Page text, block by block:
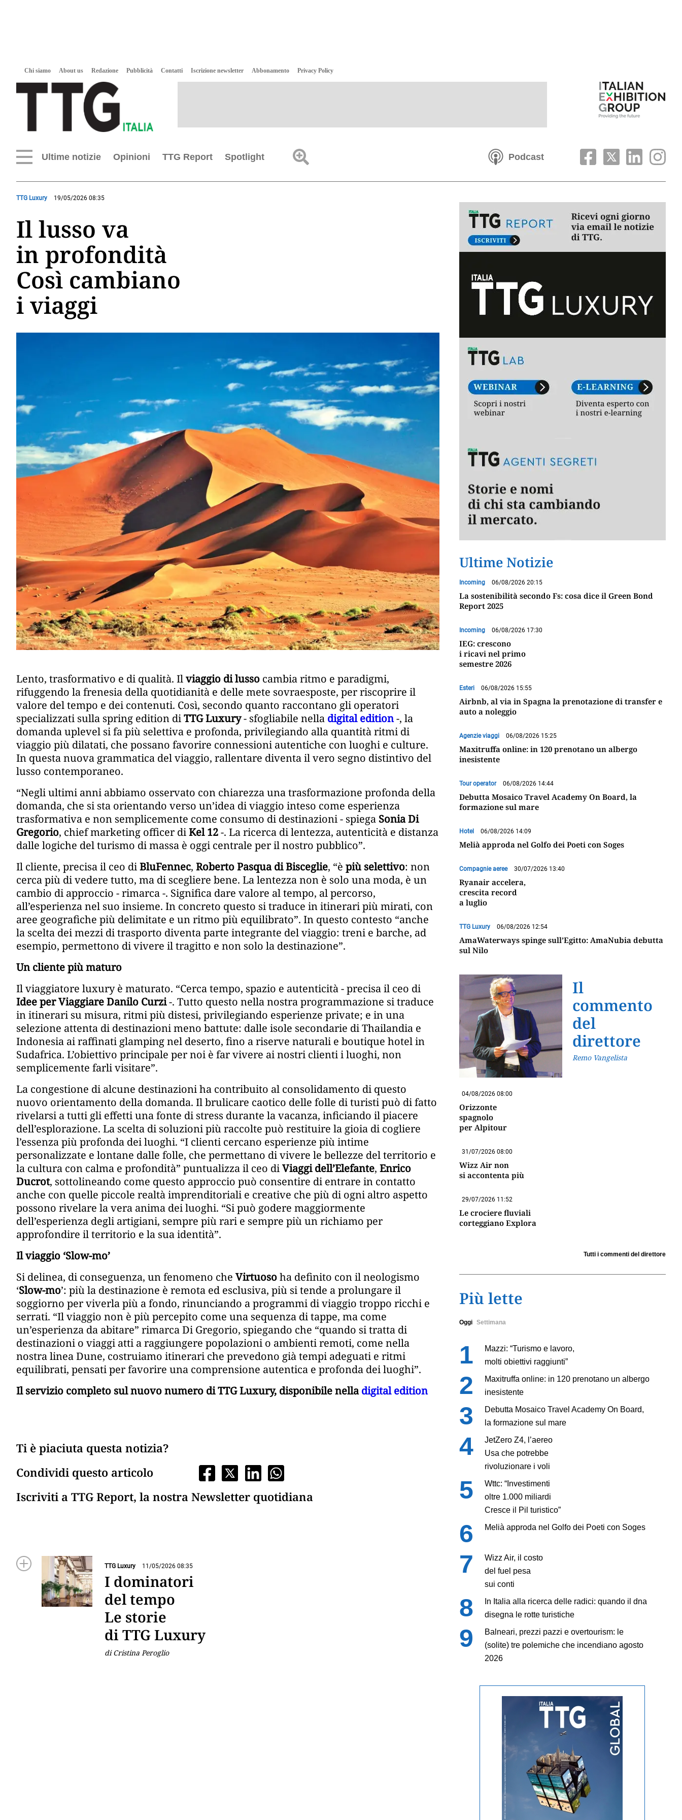
Chi siamo About us Redazione Pubblicità Contatti Iscrizione newsletter Abbonamento Privacy Policy
Ultime notizie Opinioni TTG Report Spotlight Podcast
TTG Luxury 19/05/2026 08:35
Il lusso va
in profondità
Così cambiano
i viaggi
Lento, trasformativo e di qualità. Ilviaggio di lusso cambia ritmo e paradigmi,
rifuggendo la frenesia della quotidianità e delle mete sovraesposte, per riscoprire il
valore del tempo e dei contenuti. Così, secondo quanto raccontano gli operatori
specializzati sulla spring edition diTTG Luxury- sfogliabile nella digital edition-, la
domanda uplevel si fa più selettiva e profonda, privilegiando alla quantità ritmi di
viaggio più dilatati, che possano favorire connessioni autentiche con luoghi e culture.
In questa nuova grammatica del viaggio, rallentare diventa il vero segno distintivo del
lusso contemporaneo.
“Negli ultimi anni abbiamo osservato con chiarezza una trasformazione profonda della
domanda, che si sta orientando verso un’idea di viaggio inteso come esperienza
trasformativa e non semplicemente come consumo di destinazioni - spiega Sonia Di
Gregorio, chief marketing officer diKel 12-. La ricerca di lentezza, autenticità e distanza
dalle logiche del turismo di massa è oggi centrale per il nostro pubblico”.
Il cliente, precisa il ceo diBluFennec, Roberto Pasqua di Bisceglie, “è più selettivo: non
cerca più di vedere tutto, ma di scegliere bene. La lentezza non è solo una moda, è un
cambio di approccio - rimarca -. Significa dare valore al tempo, al percorso,
all’esperienza nel suo insieme. In concreto questo si traduce in itinerari più mirati, con
aree geografiche più delimitate e un ritmo più equilibrato”. In questo contesto “anche
la scelta dei mezzi di trasporto diventa parte integrante del viaggio: treni e barche, ad
esempio, permettono di vivere il tragitto e non solo la destinazione”.
Un cliente più maturo
Il viaggiatore luxury è maturato. “Cerca tempo, spazio e autenticità - precisa il ceo di
Idee per Viaggiare Danilo Curzi-. Tutto questo nella nostra programmazione si traduce
in itinerari su misura, ritmi più distesi, privilegiando esperienze private; e in una
selezione attenta di destinazioni meno battute: dalle isole secondarie di Thailandia e
Indonesia ai raffinati glamping nel deserto, fino a riserve naturali e boutique hotel in
Sudafrica. L’obiettivo principale per noi è far vivere ai nostri clienti i luoghi, non
semplicemente farli visitare”.
La congestione di alcune destinazioni ha contribuito al consolidamento di questo
nuovo orientamento della domanda. Il brulicare caotico delle folle di turisti può di fatto
rivelarsi a tutti gli effetti una fonte di stress durante la vacanza, inficiando il piacere
dell’esplorazione. La scelta di soluzioni più raccolte può restituire la gioia di cogliere
l’essenza più profonda dei luoghi. “I clienti cercano esperienze più intime
personalizzate e lontane dalle folle, che permettano di vivere le bellezze del territorio e
la cultura con calma e profondità” puntualizza il ceo diViaggi dell’Elefante, Enrico
Ducrot, sottolineando come questo approccio può consentire di entrare in contatto
anche con quelle piccole realtà imprenditoriali e creative che più di ogni altro aspetto
possono rivelare la vera anima dei luoghi. “Si può godere maggiormente
dell’esperienza degli artigiani, sempre più rari e sempre più un richiamo per
approfondire il territorio e la sua identità”.
Il viaggio ‘Slow-mo’
Si delinea, di conseguenza, un fenomeno che Virtuosoha definito con il neologismo
‘Slow-mo’: più la destinazione è remota ed esclusiva, più si tende a prolungare il
soggiorno per viverla più a fondo, rinunciando a programmi di viaggio troppo ricchi e
serrati. “Il viaggio non è più percepito come una sequenza di tappe, ma come
un’esperienza da abitare” rimarca Di Gregorio, spiegando che “quando si tratta di
destinazioni o viaggi atti a raggiungere popolazioni o ambienti remoti, come nella
nostra linea Dune, costruiamo itinerari che prevedono già tempi adeguati e ritmi
equilibrati, pensati per favorire una comprensione autentica e profonda dei luoghi”.
Il servizio completo sul nuovo numero di TTG Luxury, disponibile nelladigital edition
Ti è piaciuta questa notizia?
Condividi questo articolo
Iscriviti a TTG Report, la nostra Newsletter quotidiana
TTG Luxury 11/05/2026 08:35
I dominatori
del tempo
Le storie
di TTG Luxury
di Cristina Peroglio
Ultime Notizie
Incoming 06/08/2026 20:15
La sostenibilità secondo Fs: cosa dice il Green Bond
Report 2025
Incoming 06/08/2026 17:30
IEG: crescono
i ricavi nel primo
semestre 2026
Esteri 06/08/2026 15:55
Airbnb, al via in Spagna la prenotazione di transfer e
auto a noleggio
Agenzie viaggi 06/08/2026 15:25
Maxitruffa online: in 120 prenotano un albergo
inesistente
Tour operator 06/08/2026 14:44
Debutta Mosaico Travel Academy On Board, la
formazione sul mare
Hotel 06/08/2026 14:09
Melià approda nel Golfo dei Poeti con Soges
Compagnie aeree 30/07/2026 13:40
Ryanair accelera,
crescita record
a luglio
TTG Luxury 06/08/2026 12:54
AmaWaterways spinge sull’Egitto: AmaNubia debutta
sul Nilo
Il
commento
del
direttore
Remo Vangelista
04/08/2026 08:00
Orizzonte
spagnolo
per Alpitour
31/07/2026 08:00
Wizz Air non
si accontenta più
29/07/2026 11:52
Le crociere fluviali
corteggiano Explora
Tutti i commenti del direttore
Più lette
Oggi Settimana
Mazzi: “Turismo e lavoro,
molti obiettivi raggiunti”
Maxitruffa online: in 120 prenotano un albergo
inesistente
Debutta Mosaico Travel Academy On Board,
la formazione sul mare
JetZero Z4, l’aereo
Usa che potrebbe
rivoluzionare i voli
Wttc: “Investimenti
oltre 1.000 miliardi
Cresce il Pil turistico”
Melià approda nel Golfo dei Poeti con Soges
Wizz Air, il costo
del fuel pesa
sui conti
In Italia alla ricerca delle radici: quando il dna
disegna le rotte turistiche
Balneari, prezzi pazzi e overtourism: le
(solite) tre polemiche che incendiano agosto
2026